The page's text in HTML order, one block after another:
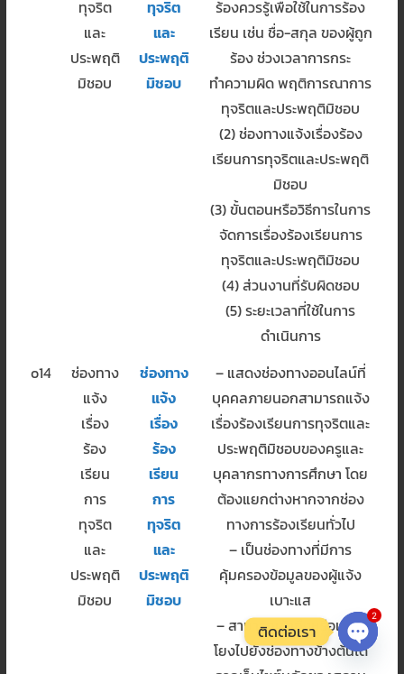
ทุจริต
และ
ประพฤติ
มิชอบ
ทุจริต
และ
ประพฤติ
มิชอบ
ร้องควรรู้เพื่อใช้ในการร้อง
เรียน เช่น ชื่อ-สกุล ของผู้ถูก
ร้อง ช่วงเวลาการกระ
ทำความผิด พฤติการณาการ
ทุจริตและประพฤติมิชอบ
(2) ช่องทางแจ้งเรื่องร้อง
เรียนการทุจริตและประพฤติ
มิชอบ
(3) ขั้นตอนหรือวิธีการในการ
จัดการเรื่องร้องเรียนการ
ทุจริตและประพฤติมิชอบ
(4) ส่วนงานที่รับผิดชอบ
(5) ระยะเวลาที่ใช้ในการ
ดำเนินการ
o14
ช่องทาง
แจ้ง
เรื่อง
ร้อง
เรียน
การ
ทุจริต
และ
ประพฤติ
มิชอบ
ช่องทาง
แจ้ง
เรื่อง
ร้อง
เรียน
การ
ทุจริต
และ
ประพฤติ
มิชอบ
– แสดงช่องทางออนไลน์ที่
บุคคลภายนอกสามารถแจ้ง
เรื่องร้องเรียนการทุจริตและ
ประพฤติมิชอบของครูและ
บุคลากรทางการศึกษา โดย
ต้องแยกต่างหากจากช่อง
ทางการร้องเรียนทั่วไป
– เป็นช่องทางที่มีการ
คุ้มครองข้อมูลของผู้แจ้ง
เบาะแส
– สามารถเข้าถึงหรือเชื่อม
โยงไปยังช่องทางข้างต้นได้
ติดต่อเรา
Open
2